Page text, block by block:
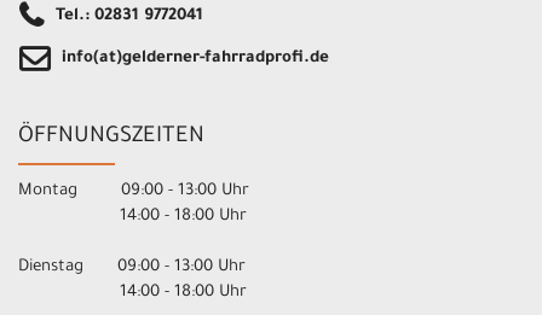
Tel.: 02831 9772041
info(at)gelderner-fahrradprofi.de
ÖFFNUNGSZEITEN
Montag 09:00 - 13:00 Uhr
14:00 - 18:00 Uhr
Dienstag 09:00 - 13:00 Uhr
14:00 - 18:00 Uhr